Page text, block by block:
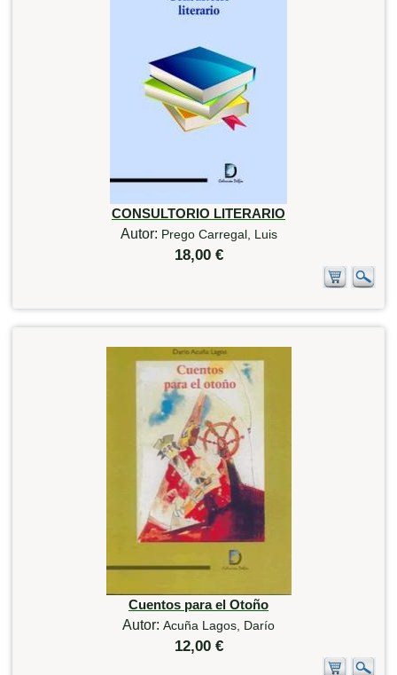
CONSULTORIO LITERARIO
Autor: Prego Carregal, Luis
18,00 €
Cuentos para el Otoño
Autor: Acuña Lagos, Darío
12,00 €